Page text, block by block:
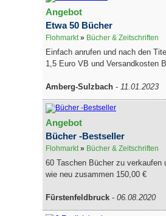
Angebot
Etwa 50 Bücher
Flohmarkt» Bücher & Zeitschriften
Einfach anrufen und nach den
1,5 Euro VB und Versandkosten
Amberg-Sulzbach - 11.01.2023
Angebot
Bücher -Bestseller
Flohmarkt» Bücher & Zeitschriften
60 Taschen Bücher zu
wie neu zusammen 150,00 €
Fürstenfeldbruck - 06.08.2020